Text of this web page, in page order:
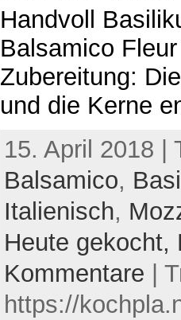
Handvoll
Balsamico
Zubereitung:
und die Kerne
15. April 2018 |
Balsamico,
Italienisch,
Heute gekocht,
Kommentare |
https://